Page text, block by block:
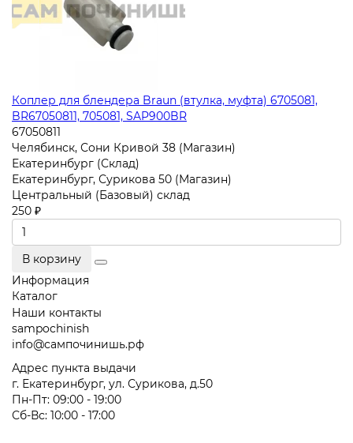
Коплер для блендера Braun (втулка, муфта) 6705081,
BR67050811, 705081, SAP900BR
67050811
Челябинск, Сони Кривой 38 (Магазин)
Екатеринбург (Склад)
Екатеринбург, Сурикова 50 (Магазин)
Центральный (Базовый) склад
250 ₽
В корзину
Информация
Каталог
Наши контакты
sampochinish
info@сампочинишь.рф
Адрес пункта выдачи
г. Екатеринбург, ул. Сурикова, д.50
Пн-Пт: 09:00 - 19:00
Сб-Вс: 10:00 - 17:00